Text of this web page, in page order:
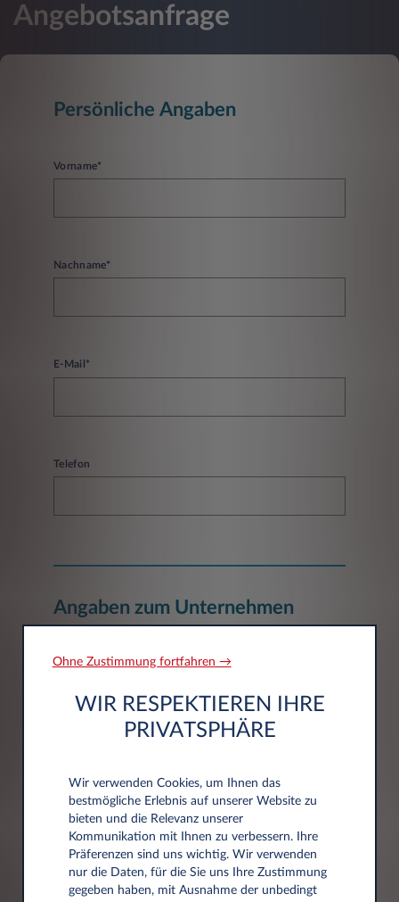
Angebotsanfrage
Persönliche Angaben
Vorname*
Nachname*
E-Mail*
Telefon
Angaben zum Unternehmen
Unternehmen*
Adressdaten
Postleitzahl*
Ohne Zustimmung fortfahren →
WIR RESPEKTIEREN IHRE
PRIVATSPHÄRE
Wir verwenden Cookies, um Ihnen das
bestmögliche Erlebnis auf unserer Website zu
bieten und die Relevanz unserer
Kommunikation mit Ihnen zu verbessern. Ihre
Präferenzen sind uns wichtig. Wir verwenden
nur die Daten, für die Sie uns Ihre Zustimmung
gegeben haben, mit Ausnahme der unbedingt